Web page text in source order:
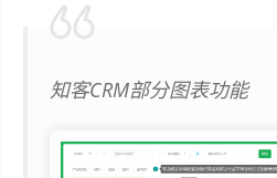
知客CRM部分图表功能